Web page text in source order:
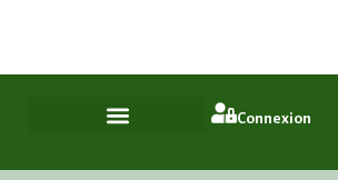
Connexion